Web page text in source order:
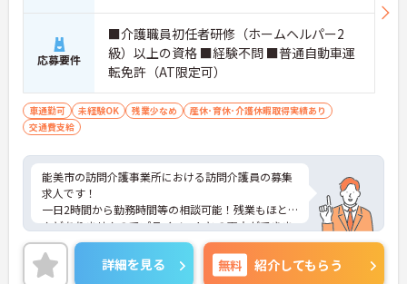
応募要件
■介護職員初任者研修（ホームヘルパー2
級）以上の資格 ■経験不問 ■普通自動車運
転免許（AT限定可）
車通勤可 未経験OK 残業少なめ
産休･育休･介護休暇取得実績あり
交通費支給
能美市の訪問介護事業所における訪問介護員の募集
求人です！
一日2時間から勤務時間等の相談可能！残業もほと
んどありませんのでプライベートとの両立ができま
す！
ご興味ある方には、面接のポイントなど、さらに詳
細をお話致しますのでお気軽にご相談ください。
詳細を見る 無料 紹介してもらう